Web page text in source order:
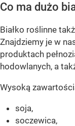
Co ma dużo
Białko roślinne
Znajdziemy je w
produktach
hodowlanych, a
Wysoką
soja,
soczewica,